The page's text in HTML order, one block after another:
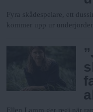
Fyra skådespelare, ett
kommer upp ur underjorden.
Ellen Lamm ger regi när